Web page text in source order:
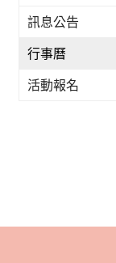
訊息公告
行事曆
活動報名